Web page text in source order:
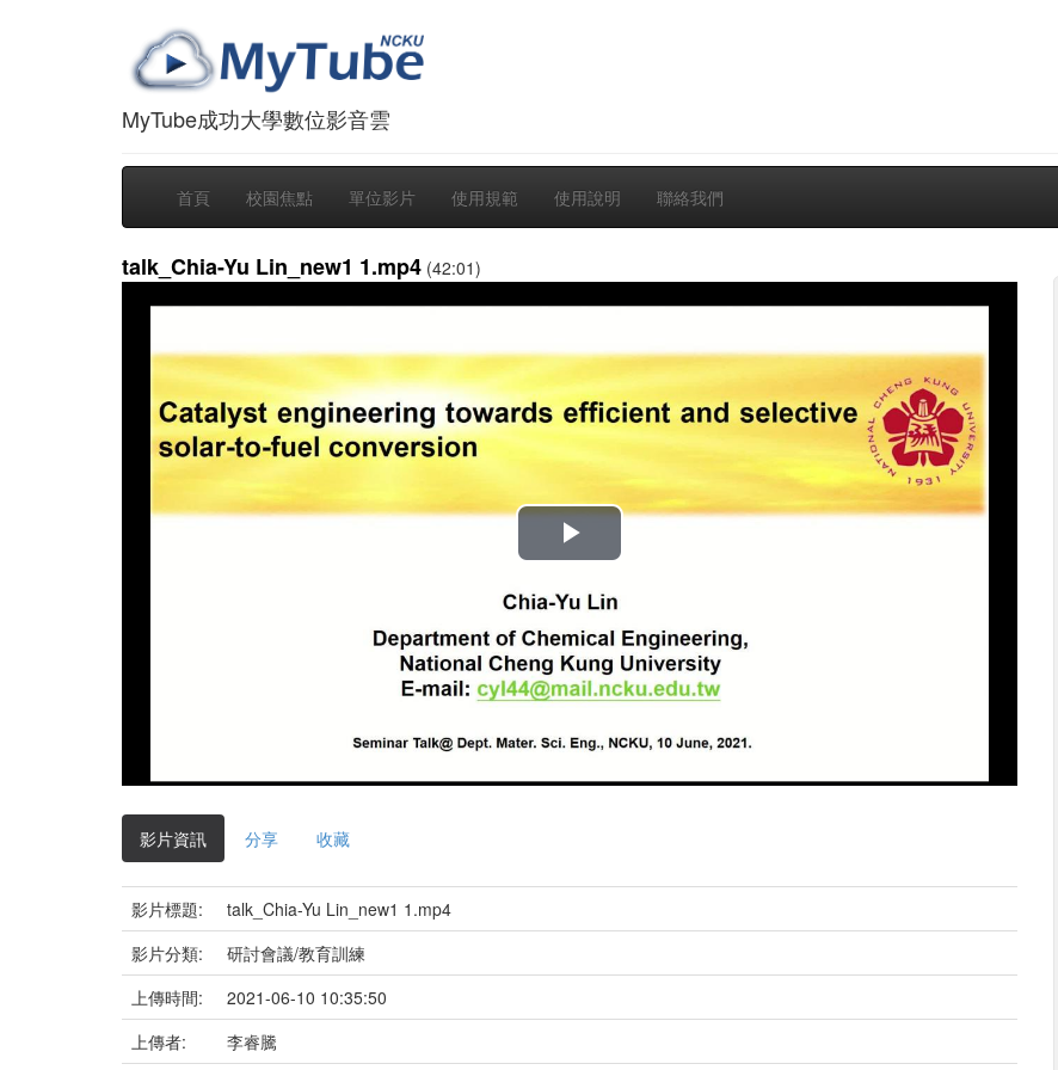
MyTube成功大學數位影音雲
首頁 校園焦點 單位影片 使用規範 使用說明 聯絡我們
talk_Chia-Yu Lin_new1 1.mp4 (42:01)
播
放
影
影片資訊 分享 收藏
影片標題:
talk_Chia-Yu Lin_new1 1.mp4
影片分類:
研討會議/教育訓練
上傳時間:
2021-06-10 10:35:50
上傳者:
李睿騰